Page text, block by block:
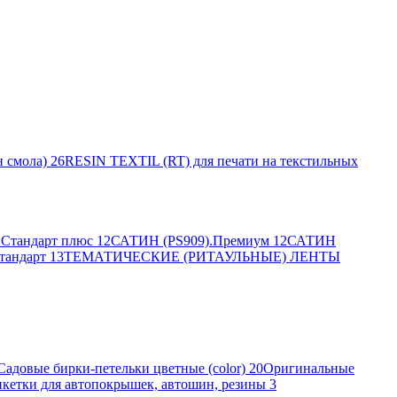
смола) 26RESIN TEXTIL (RT) для печати на текстильных
плюс 12САТИН (PS909).Премиум 12САТИН
13ТЕМАТИЧЕСКИЕ (РИТАУЛЬНЫЕ) ЛЕНТЫ
бирки-петельки цветные (color) 20Оригинальные
для автопокрышек, автошин, резины 3